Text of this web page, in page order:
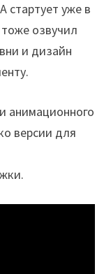
стартует уже в
озвучил
и дизайн
анимационного
версии для